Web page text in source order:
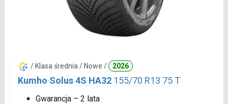
/ Klasa średnia / Nowe / 2026
Kumho Solus 4S HA32 155/70 R13 75 T
Gwarancja – 2 lata